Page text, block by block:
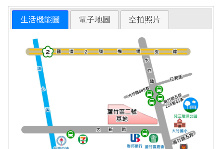
生活機能圖 電子地圖 空拍照片